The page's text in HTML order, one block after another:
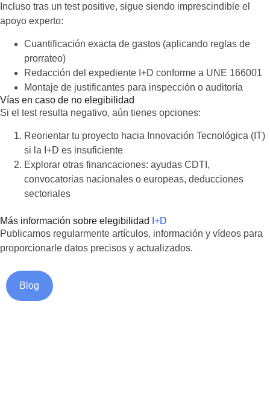
Incluso tras un test positive, sigue siendo imprescindible el
apoyo experto:
Cuantificación exacta de gastos (aplicando reglas de
prorrateo)
Redacción del expediente I+D conforme a UNE 166001
Montaje de justificantes para inspección o auditoría
Vías en caso de no elegibilidad
Si el test resulta negativo, aún tienes opciones:
Reorientar tu proyecto hacia Innovación Tecnológica (IT)
si la I+D es insuficiente
Explorar otras financaciones: ayudas CDTI,
convocatorias nacionales o europeas, deducciones
sectoriales
Más información sobre elegibilidad I+D
Publicamos regularmente artículos, información y vídeos para
proporcionarle datos precisos y actualizados.
Blog